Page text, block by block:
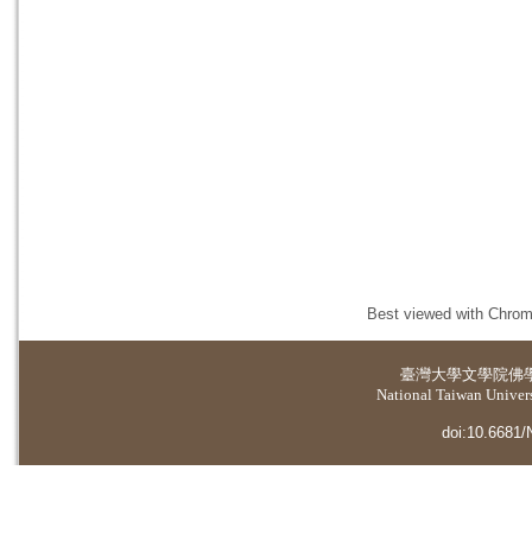
Best viewed with
臺灣大學文學院佛
National Taiwan
doi:10.6681/